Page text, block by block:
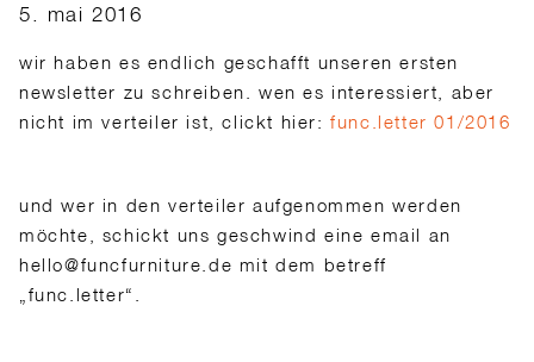
5. mai 2016
wir haben es endlich geschafft unseren ersten
newsletter zu schreiben. wen es interessiert, aber
nicht im verteiler ist, clickt hier:func.letter 01/2016
und wer in den verteiler aufgenommen werden
möchte, schickt uns geschwind eine email an
hello@funcfurniture.de mit dem betreff
„func.letter“.